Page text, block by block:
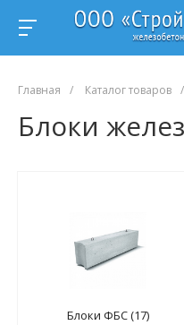
Главная / Каталог товаров /
Блоки
Блоки ФБС (17)